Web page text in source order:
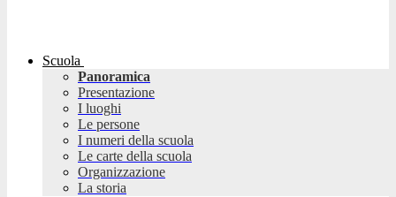
Scuola
Panoramica
Presentazione
I luoghi
Le persone
I numeri della scuola
Le carte della scuola
Organizzazione
La storia